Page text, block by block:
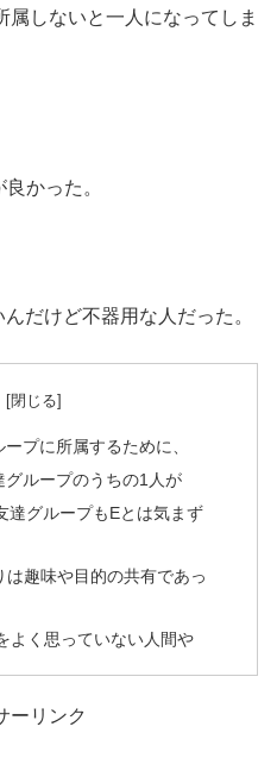
属しないと一人になってしま
良かった。
だけど不器用な人だった。
プに所属するために、
ループのうちの1人が
達グループもEとは気まず
は趣味や目的の共有であっ
よく思っていない人間や
ーリンク